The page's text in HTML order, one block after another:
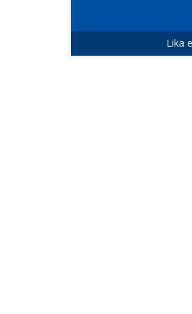
Lika